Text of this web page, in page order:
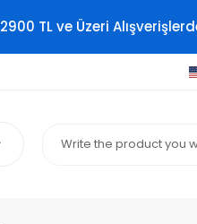
2900 TL ve Üzeri